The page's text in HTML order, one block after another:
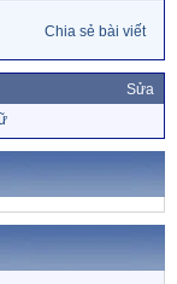
Chia sẻ bài viết
Sửa